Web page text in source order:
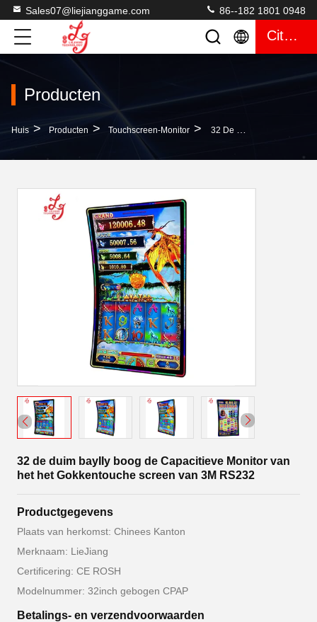
Sales07@liejianggame.com 86--182 1801 0948
Citaat
Producten
Huis > Producten > Touchscreen-Monitor > 32 De Duim BayIIy Boog De Capacitieve Monitor Van Het Het Gokkentouche Screen Van 3M RS232
32 de duim bayIIy boog de Capacitieve Monitor van
het het Gokkentouche screen van 3M RS232
Productgegevens
Plaats van herkomst: Chinees Kanton
Merknaam: LieJiang
Certificering: CE ROSH
Modelnummer: 32inch gebogen CPAP
Betalings- en verzendvoorwaarden